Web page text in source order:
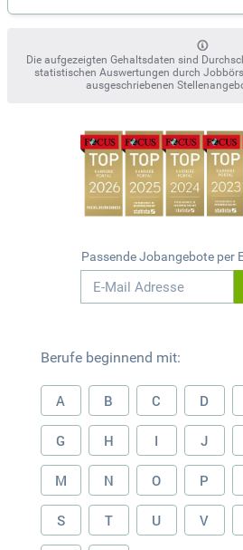
Die aufgezeigten Gehaltsdaten sind
statistischen Auswertungen durch
ausgeschriebenen
Passende Jobangebote per
Berufe beginnend mit:
A B C D
G H I J
M N O P
S T U V